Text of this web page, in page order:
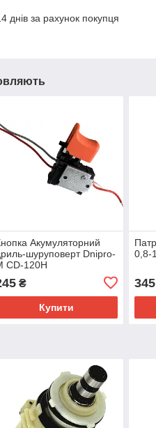
днів за рахунок покупця
Акумуляторний
шуруповерт Dnipro-
CD-120H
₴
Купити
0,8-
345